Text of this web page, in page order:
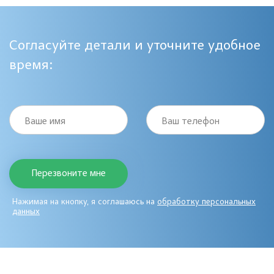
Согласуйте детали и уточните удобное
время:
Ваше имя Ваш телефон
Нажимая на кнопку, я соглашаюсь на обработку персональных
данных